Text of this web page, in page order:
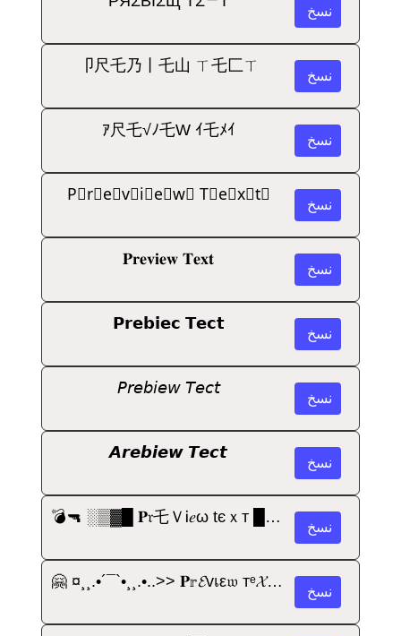
نسخ
卩尺乇乃丨乇山 ㄒ乇匚ㄒ
نسخ
ｱ尺乇√ﾉ乇W ｲ乇ﾒｲ
نسخ
P⃞r⃞e⃞v⃞i⃞e⃞w⃞ T⃞e⃞x⃞t⃞
نسخ
𝐏𝐫𝐞𝐯𝐢𝐞𝐰 𝐓𝐞𝐱𝐭
نسخ
𝗣𝗿𝗲𝗯𝗶𝗲𝗰 𝗧𝗲𝗰𝘁
نسخ
𝘗𝘳𝘦𝘣𝘪𝘦𝘸 𝘛𝘦𝘤𝘵
نسخ
𝘼𝙧𝙚𝙗𝙞𝙚𝙬 𝙏𝙚𝙘𝙩
نسخ
💣🔫 ░▒▓█ 𝐏𝔯乇ＶᎥ𝑒ω tєｘт █▓▒░ ｡⚛
نسخ
🤗 ¤¸¸.•´¯`•¸¸.•..>> 𝐏𝕣𝓔vเε𝔴 тᵉ𝓧т <<..•.¸¸•´¯`•.¸¸¤ ★
نسخ